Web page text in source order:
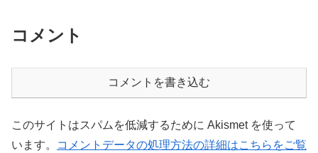
コメント
コメントを書き込む
このサイトはスパムを低減するために Akismet を使って
います。
コメントデータの処理方法の詳細はこちらをご覧